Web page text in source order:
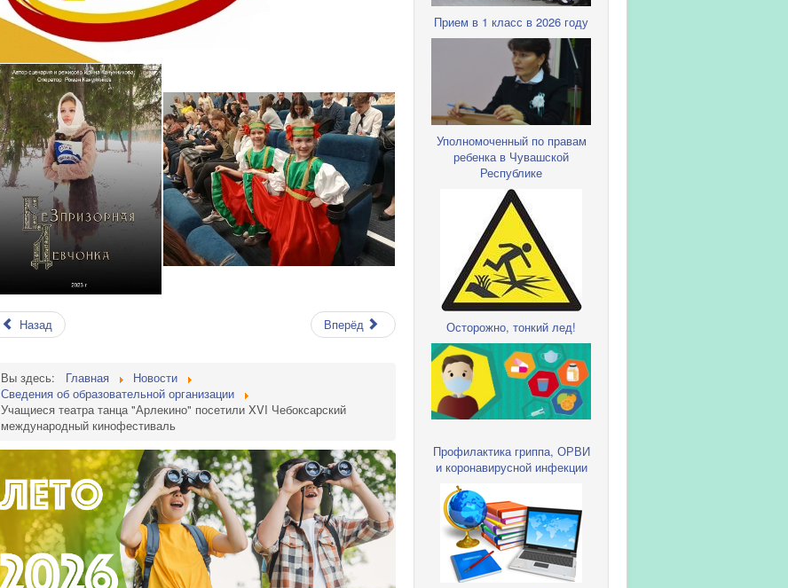
Назад Вперёд
Вы здесь: Главная
Новости
Сведения об образовательной организации
Учащиеся театра танца "Арлекино" посетили XVI Чебоксарский
международный кинофестиваль
Прием в 1 класс в 2026 году
Уполномоченный по правам
ребенка в Чувашской
Республике
Осторожно, тонкий лед!
Профилактика гриппа, ОРВИ
и коронавирусной инфекции